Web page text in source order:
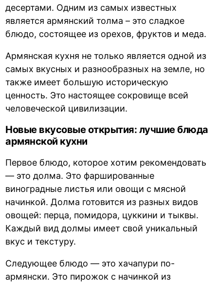
десертами. Одним из самых известных
является армянский толма – это сладкое
блюдо, состоящее из орехов, фруктов и меда.
Армянская кухня не только является одной из
самых вкусных и разнообразных на земле, но
также имеет большую историческую
ценность. Это настоящее сокровище всей
человеческой цивилизации.
Новые вкусовые открытия: лучшие блюда
армянской кухни
Первое блюдо, которое хотим рекомендовать
— это долма. Это фаршированные
виноградные листья или овощи с мясной
начинкой. Долма готовится из разных видов
овощей: перца, помидора, цуккини и тыквы.
Каждый вид долмы имеет свой уникальный
вкус и текстуру.
Следующее блюдо — это хачапури по-
армянски. Это пирожок с начинкой из